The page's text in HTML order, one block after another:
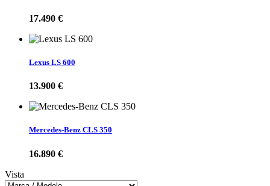
17.490 €
Lexus LS 600
13.900 €
Mercedes-Benz CLS 350
16.890 €
Vista